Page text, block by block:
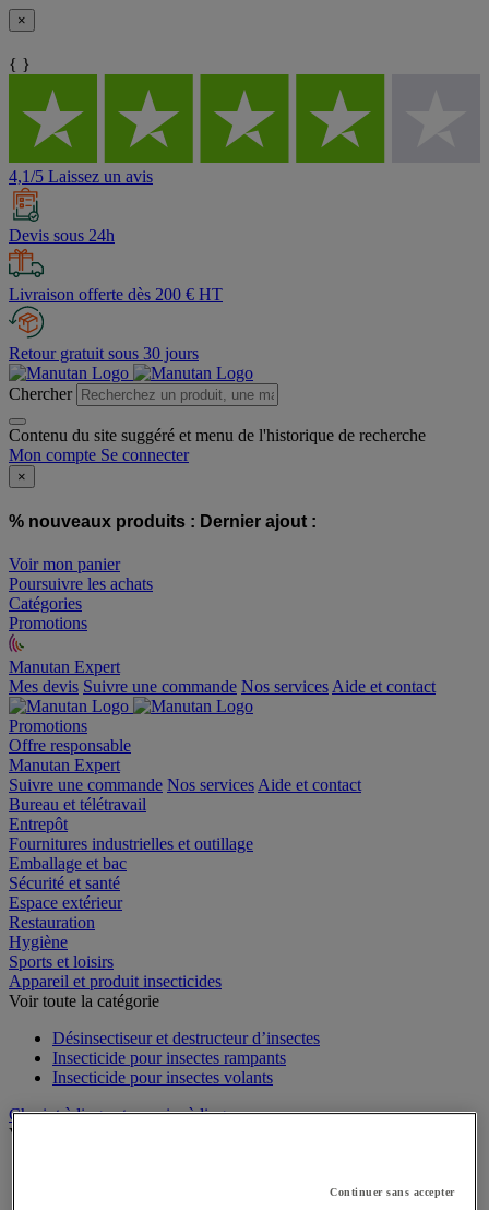
×
{ }
4,1/5 Laissez un avis
Devis sous 24h
Livraison offerte dès 200 € HT
Retour gratuit sous 30 jours
Chercher
Contenu du site suggéré et menu de l'historique de recherche
Mon compte Se connecter
×
% nouveaux produits : Dernier ajout :
Voir mon panier
Poursuivre les achats
Catégories
Promotions
Manutan Expert
offre reconditionnée
Mes devis Suivre une commande Nos services
Promotions
Offre responsable
Manutan Expert
Suivre une commande
Bureau et télétravail
Entrepôt
Fournitures industrielles et outillage
Emballage et bac
Sécurité et santé
Espace extérieur
Restauration
Hygiène
Sports et loisirs
Appareil et produit insecticides
Désinsectiseur et destructeur d’insectes
Insecticide pour insectes rampants
Chariot à linge et armoire à linge
Continuer sans accepter